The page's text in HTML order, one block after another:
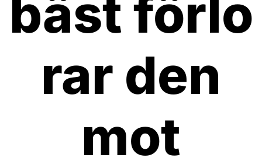
bäst förlo
rar den
mot